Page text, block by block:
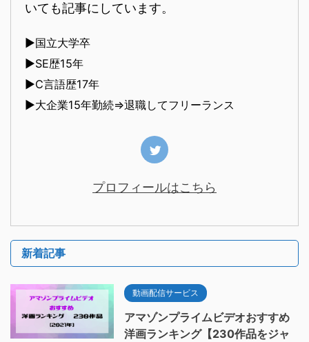
いても記事にしています。
▶︎国立大学卒
▶︎SE歴15年
▶︎C言語歴17年
▶︎大企業15年勤続⇒退職してフリーランス
プロフィールはこちら
新着記事
動画配信サービス
アマゾンプライムビデオおすすめ
洋画ランキング【230作品をジャ